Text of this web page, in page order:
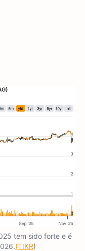
tem sido forte e é
(TIKR)